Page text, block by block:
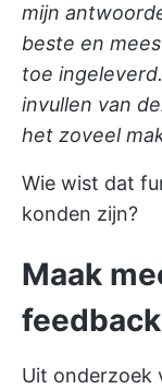
mijn
beste en
toe
invullen van
het zoveel
Wie wist dat
konden zijn?
Maak
feedback
Uit onderzoek